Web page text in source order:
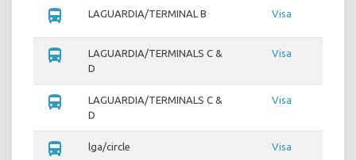
directions_bus LAGUARDIA/TERMINAL B Visa
directions_bus
LAGUARDIA/TERMINALS C &
D
Visa
directions_bus
LAGUARDIA/TERMINALS C &
D
Visa
directions_bus lga/circle Visa